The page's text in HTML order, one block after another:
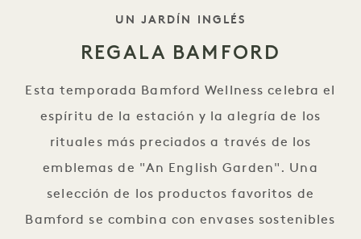
ESLOGAN
UN JARDÍN INGLÉS
REGALA BAMFORD
Esta temporada Bamford Wellness celebra el
espíritu de la estación y la alegría de los
rituales más preciados a través de los
emblemas de "An English Garden". Una
selección de los productos favoritos de
Bamford se combina con envases sostenibles